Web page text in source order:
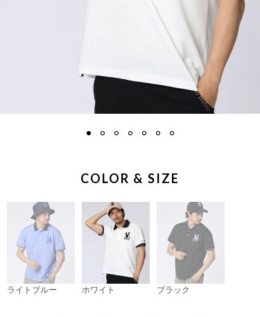
COLOR & SIZE
ライトブルー ホワイト ブラック